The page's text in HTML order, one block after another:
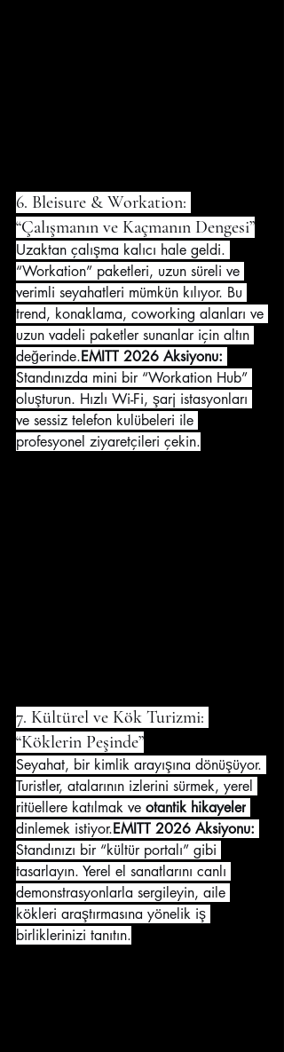
6. Bleisure & Workation:
“Çalışmanın ve Kaçmanın Dengesi”
Uzaktan çalışma kalıcı hale geldi.
“Workation” paketleri, uzun süreli ve
verimli seyahatleri mümkün kılıyor. Bu
trend, konaklama, coworking alanları ve
uzun vadeli paketler sunanlar için altın
değerinde.EMITT 2026 Aksiyonu:
Standınızda mini bir “Workation Hub”
oluşturun. Hızlı Wi-Fi, şarj istasyonları
ve sessiz telefon kulübeleri ile
profesyonel ziyaretçileri çekin.
7. Kültürel ve Kök Turizmi:
“Köklerin Peşinde”
Seyahat, bir kimlik arayışına dönüşüyor.
Turistler, atalarının izlerini sürmek, yerel
ritüellere katılmak ve otantik hikayeler
dinlemek istiyor.EMITT 2026 Aksiyonu:
Standınızı bir “kültür portalı” gibi
tasarlayın. Yerel el sanatlarını canlı
demonstrasyonlarla sergileyin, aile
kökleri araştırmasına yönelik iş
birliklerinizi tanıtın.